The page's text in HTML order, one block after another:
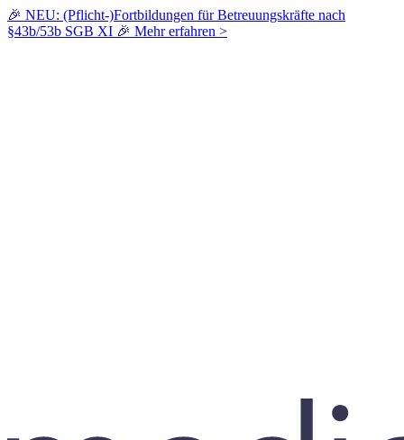
🎉 NEU: (Pflicht-)Fortbildungen für Betreuungskräfte nach
§43b/53b SGB XI 🎉 Mehr erfahren >